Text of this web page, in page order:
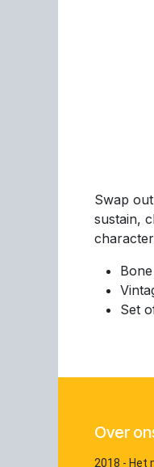
Swap
sustain,
Set
Over
2018 - Het